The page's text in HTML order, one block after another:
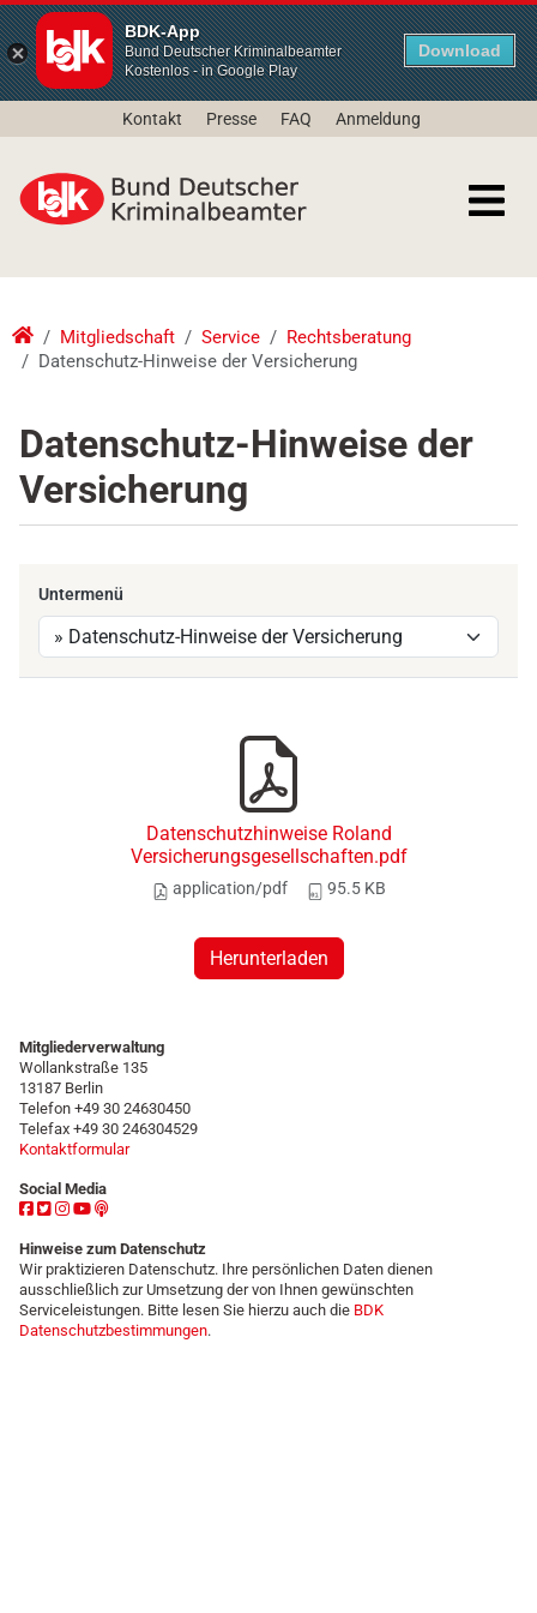
BDK-App
Bund Deutscher Kriminalbeamter
Kostenlos - in Google Play
Download
Kontakt Presse FAQ Anmeldung
Mitgliedschaft Service
Rechtsberatung
Datenschutz-Hinweise der Versicherung
Datenschutz-Hinweise der
Versicherung
Untermenü
Datenschutzhinweise Roland
Versicherungsgesellschaften.pdf
application/pdf 95.5 KB
Herunterladen
Mitgliederverwaltung
Wollankstraße 135
13187 Berlin
Telefon +49 30 24630450
Telefax +49 30 246304529
Kontaktformular
Social Media
Hinweise zum Datenschutz
Wir praktizieren Datenschutz. Ihre persönlichen Daten dienen
ausschließlich zur Umsetzung der von Ihnen gewünschten
Serviceleistungen. Bitte lesen Sie hierzu auch die BDK
Datenschutzbestimmungen.